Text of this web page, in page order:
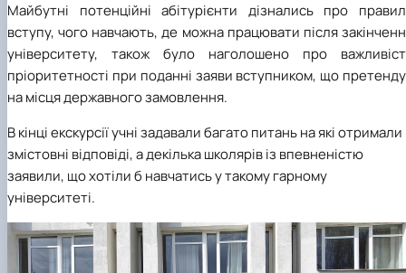
Майбутні потенційні абітурієнти дізнались про
вступу, чого навчають, де можна працювати після
університету, також було наголошено про
пріоритетності при поданні заяви вступником, що
на місця державного замовлення.
В кінці екскурсії учні задавали багато питань на які отримали
змістовні відповіді, а декілька школярів із впевненістю
заявили, що хотіли б навчатись у такому гарному
університеті.